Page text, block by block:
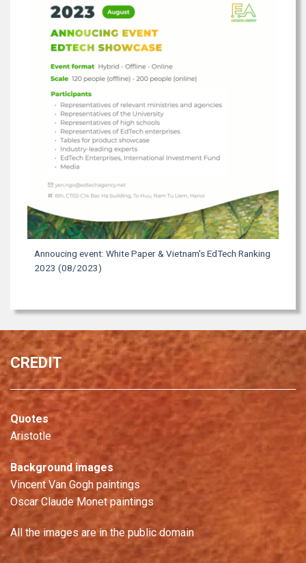
Annoucing event: White Paper & Vietnam's EdTech Ranking
2023 (08/2023)
CREDIT
Quotes
Aristotle
Background images
Vincent Van Gogh paintings
Oscar Claude Monet paintings
All the images are in the public domain